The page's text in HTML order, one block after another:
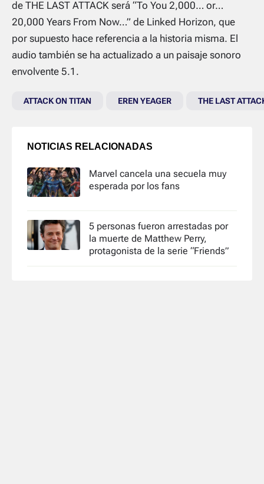
de THE LAST ATTACK será “To You 2,000… or…
20,000 Years From Now…” de Linked Horizon, que
por supuesto hace referencia a la historia misma. El
audio también se ha actualizado a un paisaje sonoro
envolvente 5.1.
ATTACK ON TITAN EREN YEAGER THE LAST
NOTICIAS RELACIONADAS
Marvel cancela una secuela muy
esperada por los fans
5 personas fueron arrestadas por
la muerte de Matthew Perry,
protagonista de la serie “Friends”